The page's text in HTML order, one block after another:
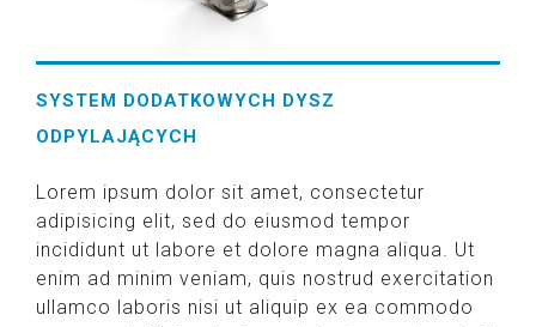
SYSTEM DODATKOWYCH DYSZ
ODPYLAJĄCYCH
Lorem ipsum dolor sit amet, consectetur
adipisicing elit, sed do eiusmod tempor
incididunt ut labore et dolore magna aliqua. Ut
enim ad minim veniam, quis nostrud exercitation
ullamco laboris nisi ut aliquip ex ea commodo